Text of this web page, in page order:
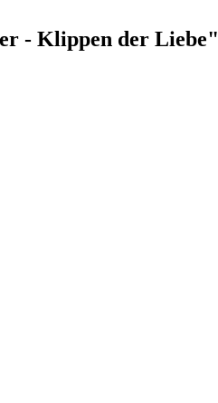
- Klippen der Liebe"